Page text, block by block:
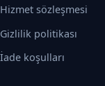
Hizmet sözleşmesi
Gizlilik politikası
İade koşulları